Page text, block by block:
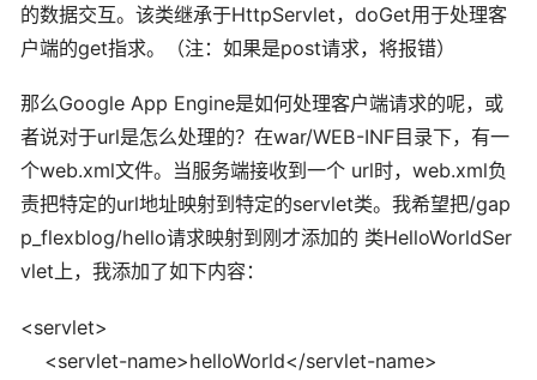
的数据交互。该类继承于HttpServlet，doGet用于处理客
户端的get指求。（注：如果是post请求，将报错）
那么Google App Engine是如何处理客户端请求的呢，或
者说对于url是怎么处理的？在war/WEB-INF目录下，有一
个web.xml文件。当服务端接收到一个 url时，web.xml负
责把特定的url地址映射到特定的servlet类。我希望把/gap
p_flexblog/hello请求映射到刚才添加的 类HelloWorldSer
vlet上，我添加了如下内容：
<servlet>
<servlet-name>helloWorld</servlet-name>